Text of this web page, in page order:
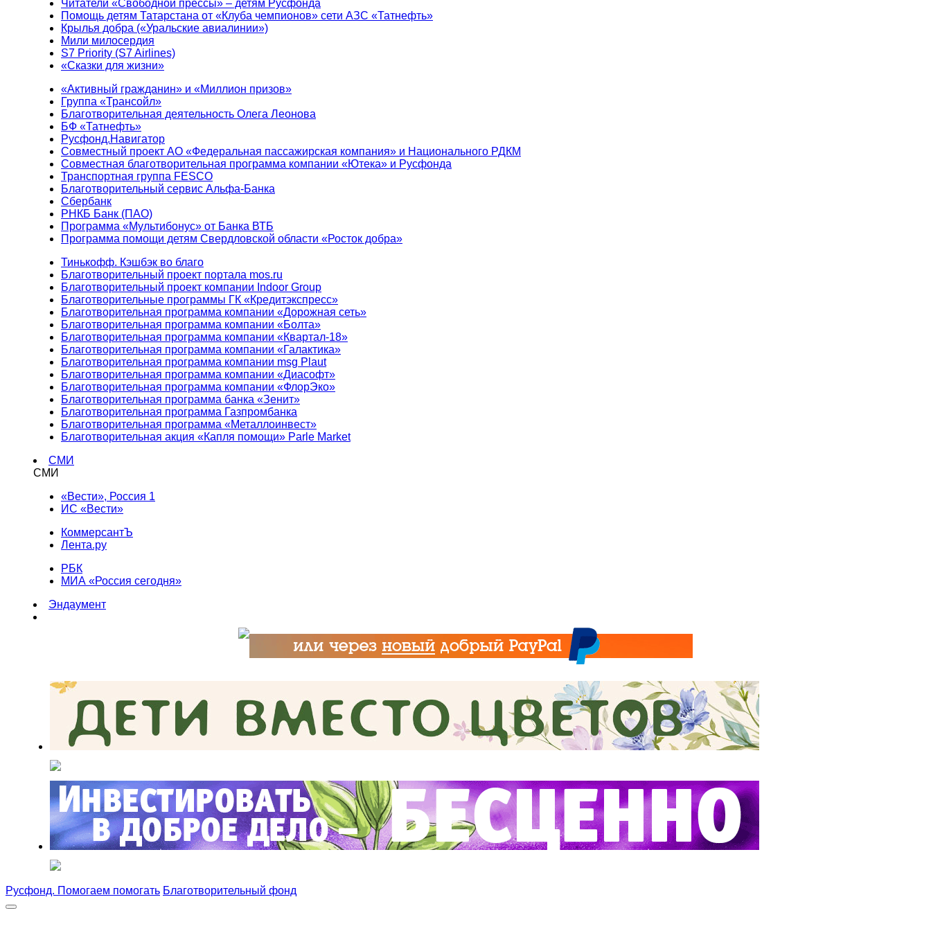
Читатели «Свободной прессы» – детям Русфонда
Помощь детям Татарстана от «Клуба чемпионов» сети АЗС «Татнефть»
Крылья добра («Уральские авиалинии»)
Мили милосердия
S7 Priority (S7 Airlines)
«Сказки для жизни»
«Активный гражданин» и «Миллион призов»
Группа «Трансойл»
Благотворительная деятельность Олега Леонова
БФ «Татнефть»
Русфонд.Навигатор
Совместный проект АО «Федеральная пассажирская компания» и Национального РДКМ
Совместная благотворительная программа компании «Ютека» и Русфонда
Транспортная группа FESCO
Благотворительный сервис Альфа-Банка
Сбербанк
РНКБ Банк (ПАО)
Программа «Мультибонус» от Банка ВТБ
Программа помощи детям Свердловской области «Росток добра»
Тинькофф. Кэшбэк во благо
Благотворительный проект портала mos.ru
Благотворительный проект компании Indoor Group
Благотворительные программы ГК «Кредитэкспресс»
Благотворительная программа компании «Дорожная сеть»
Благотворительная программа компании «Болта»
Благотворительная программа компании «Квартал-18»
Благотворительная программа компании «Галактика»
Благотворительная программа компании msg Plaut
Благотворительная программа компании «Диасофт»
Благотворительная программа компании «ФлорЭко»
Благотворительная программа банка «Зенит»
Благотворительная программа Газпромбанка
Благотворительная программа «Металлоинвест»
Благотворительная акция «Капля помощи» Parle Market
СМИ
СМИ
«Вести», Россия 1
ИС «Вести»
КоммерсантЪ
Лента.ру
РБК
МИА «Россия сегодня»
Эндаумент
Русфонд. Помогаем помогать Благотворительный фонд